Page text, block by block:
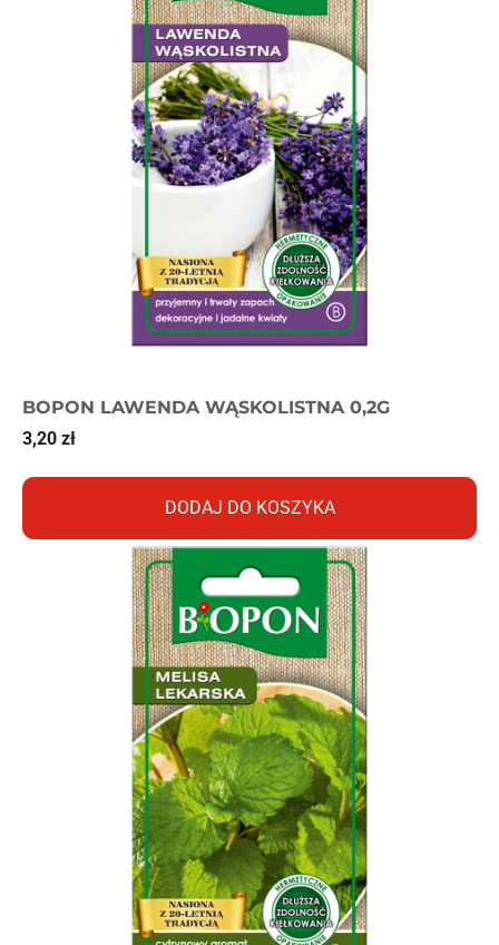
BOPON LAWENDA WĄSKOLISTNA 0,2G
3,20 zł
DODAJ DO KOSZYKA